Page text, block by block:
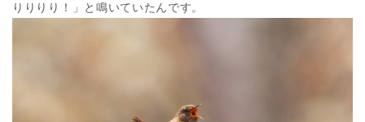
りりりり！」と鳴いていたんです。